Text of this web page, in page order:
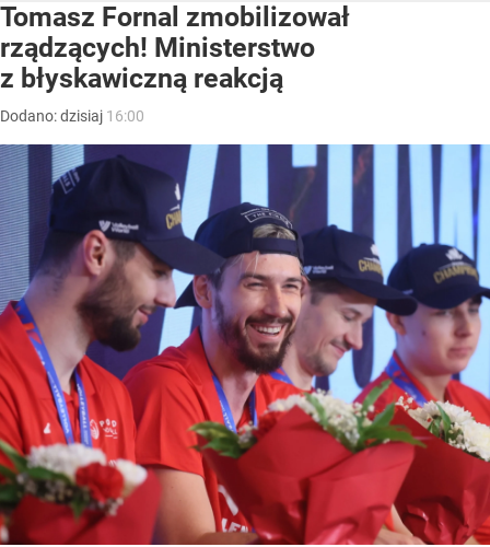
Tomasz Fornal zmobilizował
rządzących! Ministerstwo
z błyskawiczną reakcją
Dodano:dzisiaj 16:00